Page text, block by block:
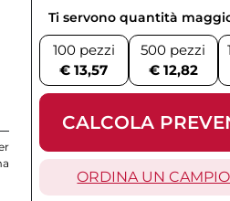
Ti servono quantità
100 pezzi
€ 13,57
500 pezzi
€ 12,82
CALCOLA
ORDINA UN